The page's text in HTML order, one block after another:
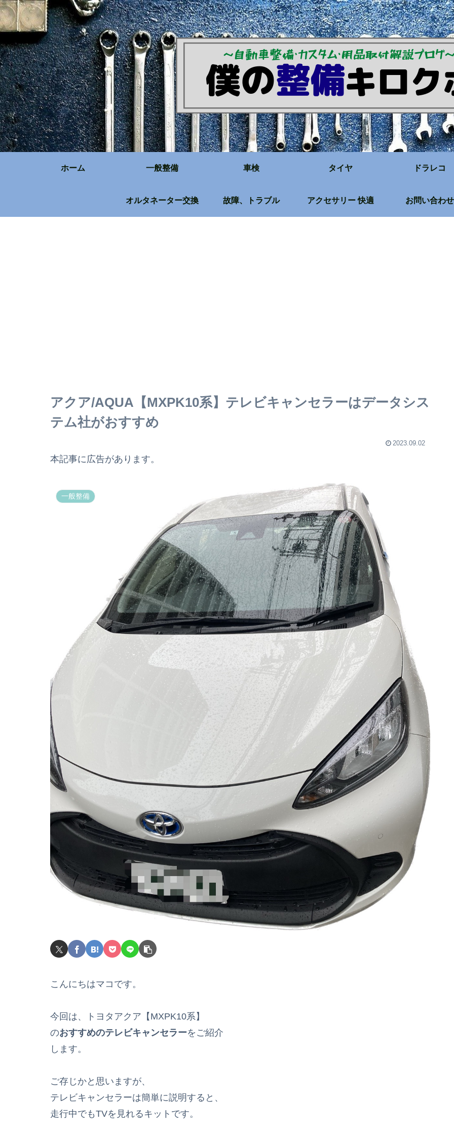
ホーム 一般整備 車検 タイヤ ドラレコ
オルタネーター交換 故障、トラブル アクセサリー 快適 お問い合わせ
アクア/AQUA【MXPK10系】テレビキャンセラーはデータシス
テム社がおすすめ
2023.09.02
本記事に広告があります。
一般整備
こんにちはマコです。
今回は、トヨタアクア【MXPK10系】
のおすすめのテレビキャンセラーをご紹介
します。
ご存じかと思いますが、
テレビキャンセラーは簡単に説明すると、
走行中でもTVを見れるキットです。